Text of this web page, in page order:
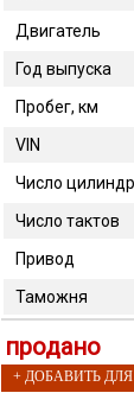
Двигатель
Год выпуска
Пробег, км
VIN
Число
Число тактов
Привод
Таможня
продано
+ ДОБАВИТЬ